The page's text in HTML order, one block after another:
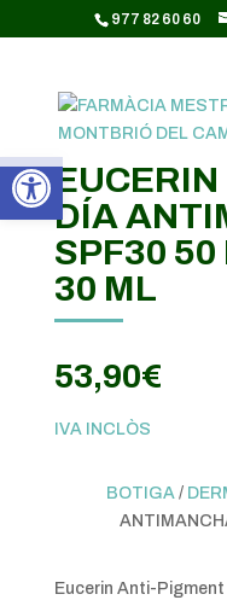
Obre la barra d'eines
CODI GOOGLE ANALYTICS:
977 82 60 60
EUCERIN
DÍA
SPF30 50
30 ML
53,90€
IVA INCLÒS
BOTIGA /
Eucerin Anti-